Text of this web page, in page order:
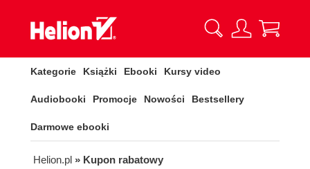
Kategorie Książki Ebooki Kursy video
Audiobooki Promocje Nowości Bestsellery
Darmowe ebooki
Helion.pl » Kupon rabatowy